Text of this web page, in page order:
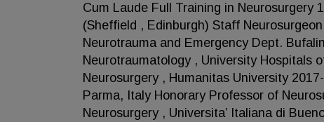
Cum Laude Full Training in Neurosurgery
(Sheffield , Edinburgh) Staff
Neurotrauma and Emergency Dept.
Neurotraumatology , University Hospitals
Neurosurgery , Humanitas University
Parma, Italy Honorary Professor of
Neurosurgery , Universita’ Italiana di